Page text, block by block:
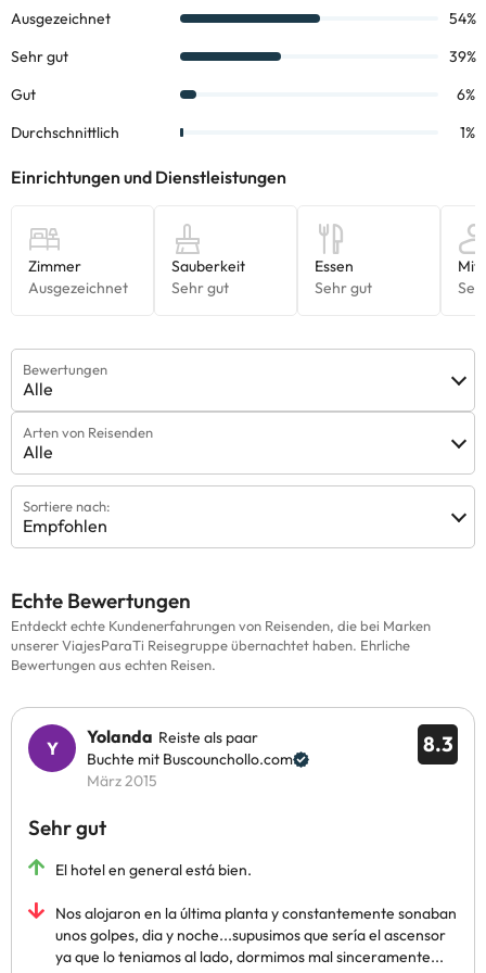
Einige der aufgeführten Leistungen können kostenpflichtig sein.
erfragen. Alle Informationen auf dieser Seite können von der
Unterkunft geändert werden. Wenn ihr Fragen habt, kontaktiert
Bewertungen
Alle
Arten von Reisenden
Alle
Sortiere nach:
Empfohlen
Echte Bewertungen
Entdeckt echte Kundenerfahrungen von Reisenden, die bei Marken
unserer ViajesParaTi Reisegruppe übernachtet haben. Ehrliche
Bewertungen aus echten Reisen.
8.3
Yolanda Reiste als paar
Buchte mit Buscounchollo.com
März 2015
Sehr gut
El hotel en general está bien.
Nos alojaron en la última planta y constantemente sonaban
unos golpes, dia y noche...supusimos que sería el ascensor
ya que lo teniamos al lado, dormimos mal sinceramente...